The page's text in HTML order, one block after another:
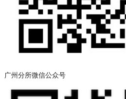
广州分所微信公众号